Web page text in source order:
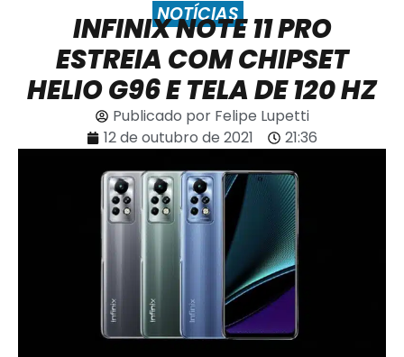
NOTÍCIAS
INFINIX NOTE 11 PRO
ESTREIA COM CHIPSET
HELIO G96 E TELA DE 120 HZ
Publicado porFelipe Lupetti
12 de outubro de 2021
21:36